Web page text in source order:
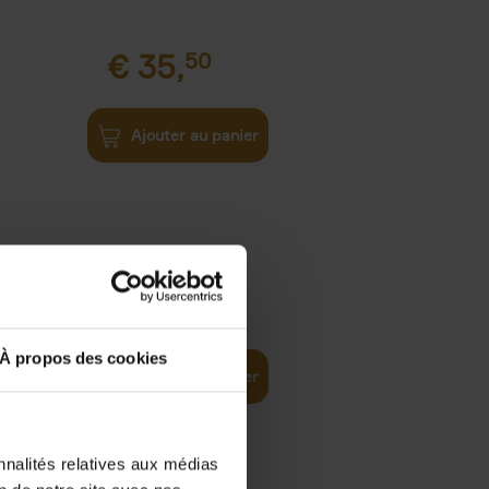
À propos des cookies
relatives aux médias
€ 35,50
Ajouter au panier
37,50
Ajouter au panier